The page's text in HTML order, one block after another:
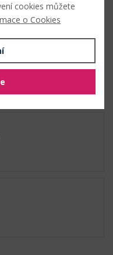
cookies můžete
o Cookies